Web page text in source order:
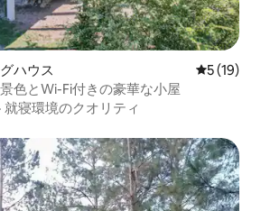
ハウス レビュー
5 (19)
色とWi-Fi付きの豪華な小屋
· 就寝環境のクオリティ